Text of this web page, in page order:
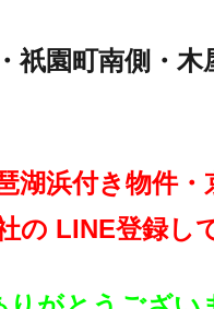
祇園町南側・
湖浜付き物件
LINE登録し